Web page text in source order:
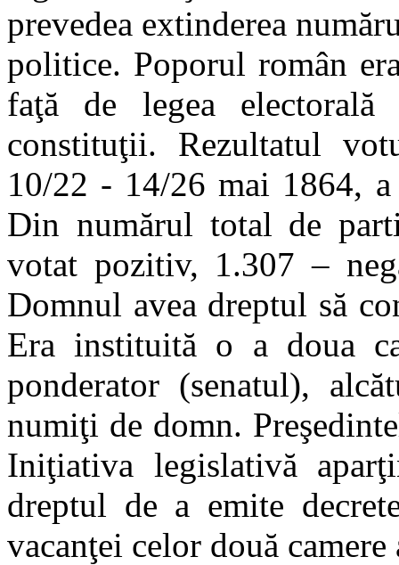
prevedea extinderea
politice. Poporul român
faţă de legea
constituţii. Rezultatul
10/22 - 14/26 mai 1864,
Din numărul total de
votat pozitiv, 1.307 –
Domnul avea dreptul să
Era instituită o a doua
ponderator (senatul),
numiţi de domn.
Iniţiativa legislativă
dreptul de a emite
vacanţei celor două